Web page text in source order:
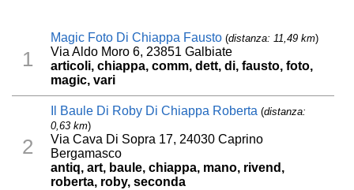
1
Magic Foto Di Chiappa Fausto (distanza: 11,49 km)
Via Aldo Moro 6, 23851 Galbiate
articoli, chiappa, comm, dett, di, fausto, foto,
magic, vari
2
Il Baule Di Roby Di Chiappa Roberta (distanza:
0,63 km)
Via Cava Di Sopra 17, 24030 Caprino
Bergamasco
antiq, art, baule, chiappa, mano, rivend,
roberta, roby, seconda